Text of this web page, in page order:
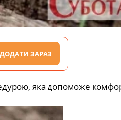
ДОДАТИ ЗАРАЗ
яка допоможе